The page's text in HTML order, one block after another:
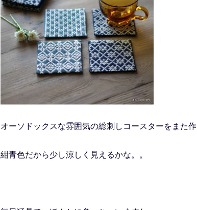
オーソドックスな雰囲気の総刺しコースターをまた作
紺青色だから少し涼しく見えるかな。。